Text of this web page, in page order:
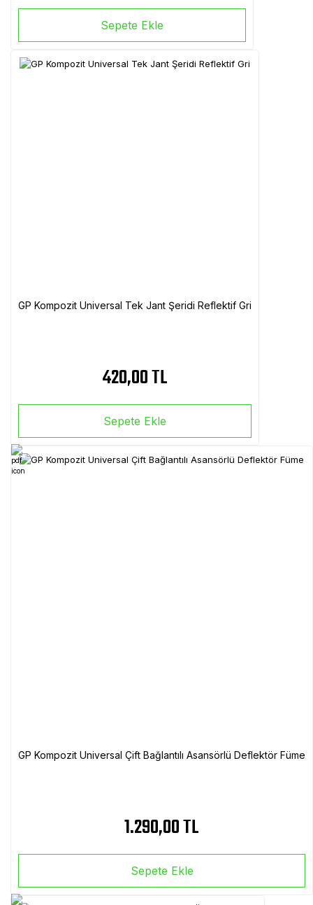
Sepete Ekle
GP Kompozit Universal Tek Jant Şeridi Reflektif Gri
420,00 TL
Sepete Ekle
GP Kompozit Universal Çift Bağlantılı Asansörlü Deflektör Füme
1.290,00 TL
Sepete Ekle